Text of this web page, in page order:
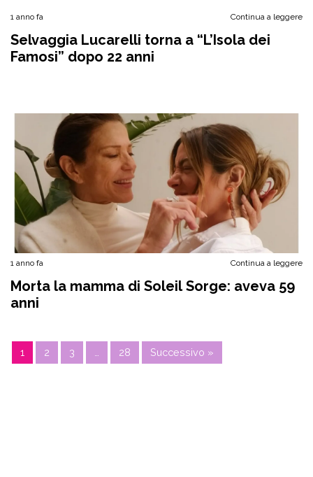
1 anno fa Continua a leggere
Selvaggia Lucarelli torna a “L’Isola dei
Famosi” dopo 22 anni
1 anno fa Continua a leggere
Morta la mamma di Soleil Sorge: aveva 59
anni
1 2 3 28 Successivo »